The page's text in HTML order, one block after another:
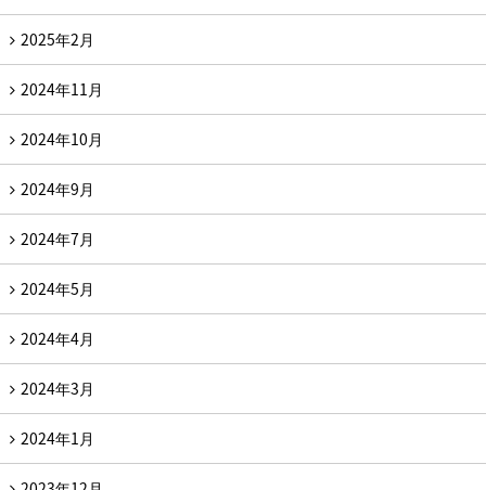
2025年2月
2024年11月
2024年10月
2024年9月
2024年7月
2024年5月
2024年4月
2024年3月
2024年1月